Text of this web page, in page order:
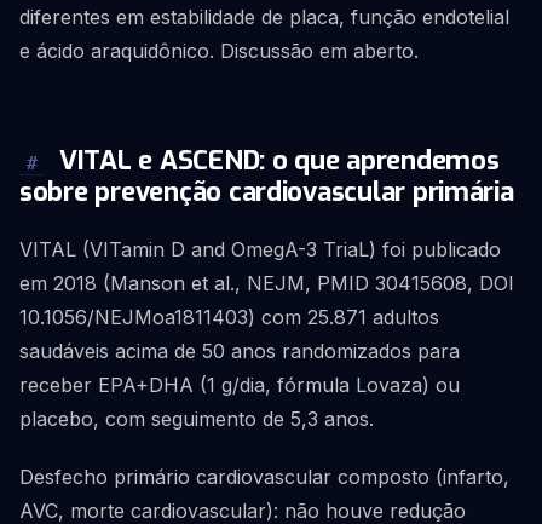
diferentes em estabilidade de placa, função endotelial
e ácido araquidônico. Discussão em aberto.
#
VITAL e ASCEND: o que aprendemos
sobre prevenção cardiovascular primária
VITAL (VITamin D and OmegA-3 TriaL) foi publicado
em 2018 (Manson et al., NEJM, PMID 30415608, DOI
10.1056/NEJMoa1811403) com 25.871 adultos
saudáveis acima de 50 anos randomizados para
receber EPA+DHA (1 g/dia, fórmula Lovaza) ou
placebo, com seguimento de 5,3 anos.
Desfecho primário cardiovascular composto (infarto,
AVC, morte cardiovascular): não houve redução